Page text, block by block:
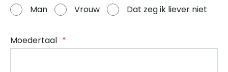
Man
Vrouw Dat zeg ik liever niet
Moedertaal *